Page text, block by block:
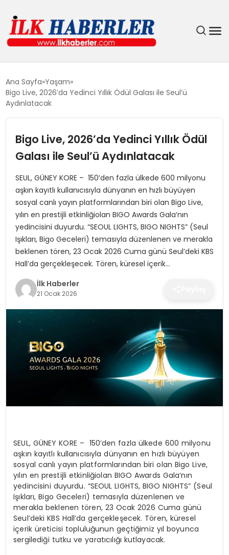
EĞITIM
GÜNDEM
MAGAZIN
SIYASET
SPOR
TEKNOLOJI
YAŞAM
Ana Sayfa Yaşam
Bigo Live, 2026’da Yedinci Yıllık Ödül Galası ile Seul’ü
Aydınlatacak
Bigo Live, 2026’da Yedinci Yıllık Ödül
Galası ile Seul’ü Aydınlatacak
SEUL, GÜNEY KORE – 150’den fazla ülkede 600 milyonu
aşkın kayıtlı kullanıcısıyla dünyanın en hızlı büyüyen
sosyal canlı yayın platformlarından biri olan Bigo Live,
yılın en prestijli etkinliğiolan BIGO Awards Gala‘nın
yedincisini duyurdu. “SEOUL LIGHTS, BIGO NIGHTS” (Seul
Işıkları, Bigo Geceleri) temasıyla düzenlenen ve merakla
beklenen tören, 23 Ocak 2026 Cuma günü Seul’deki KBS
Hall’da gerçekleşecek. Tören, küresel içerik…
İlk Haberler
21 Ocak 2026
SEUL, GÜNEY KORE – 150’den fazla ülkede 600 milyonu
aşkın kayıtlı kullanıcısıyla dünyanın en hızlı büyüyen
sosyal canlı yayın platformlarından biri olan Bigo Live,
yılın en prestijli etkinliğiolan BIGO Awards Gala‘nın
yedincisini duyurdu. “SEOUL LIGHTS, BIGO NIGHTS” (Seul
Işıkları, Bigo Geceleri) temasıyla düzenlenen ve
merakla beklenen tören, 23 Ocak 2026 Cuma günü
Seul’deki KBS Hall’da gerçekleşecek. Tören, küresel
içerik üreticisi topluluğunun geçtiğimiz yıl boyunca
sergilediği tutku ve yaratıcılığı kutlayacak.